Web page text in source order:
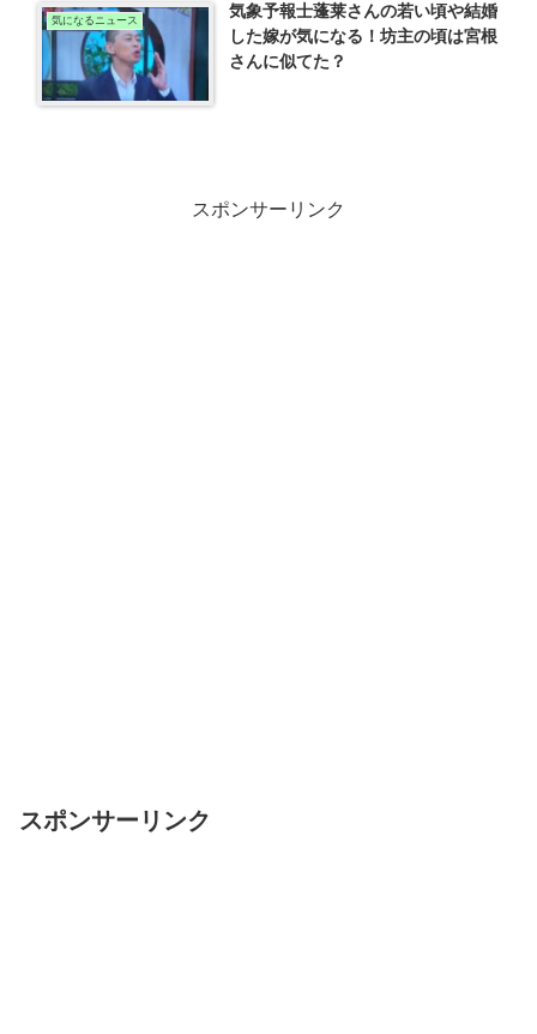
気になるニュース
気象予報士蓬莱さんの若い頃や結婚
した嫁が気になる！坊主の頃は宮根
さんに似てた？
スポンサーリンク
スポンサーリンク